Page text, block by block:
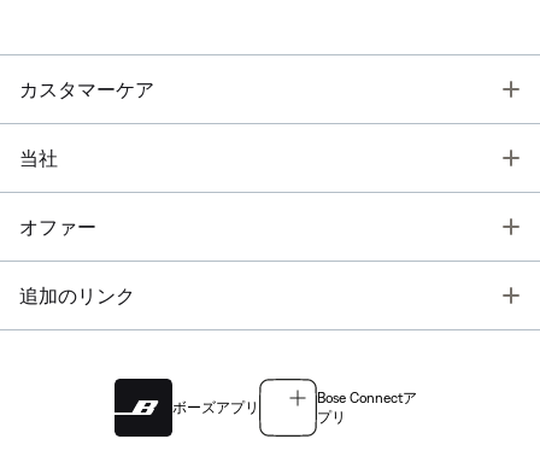
カスタマーケア
当社
オファー
追加のリンク
ボーズアプリ
Bose Connectア
プリ